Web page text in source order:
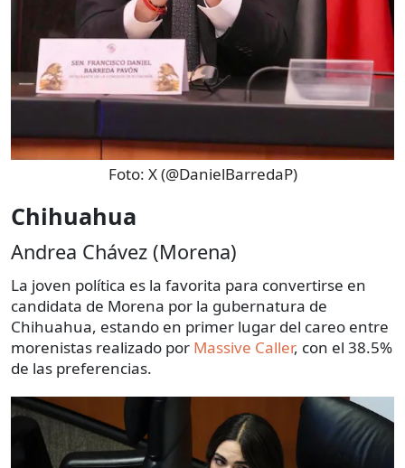
Foto: X (@DanielBarredaP)
Chihuahua
Andrea Chávez (Morena)
La joven política es la favorita para convertirse en
candidata de Morena por la gubernatura de
Chihuahua, estando en primer lugar del careo entre
morenistas realizado por Massive Caller, con el 38.5%
de las preferencias.